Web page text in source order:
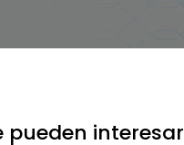
pueden interesar